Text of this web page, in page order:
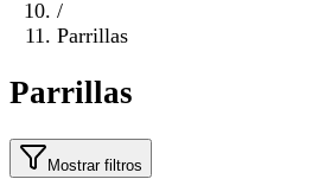
/
Parrillas
Parrillas
Mostrar filtros